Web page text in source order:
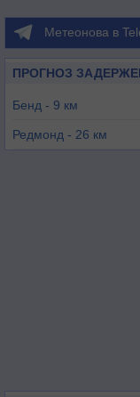
Метеонова в
ПРОГНОЗ
Бенд - 9 км
Редмонд - 26 км